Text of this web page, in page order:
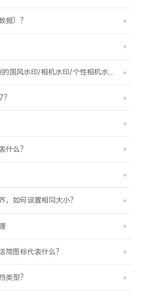
据）？
什么？
，如何设置相同大小？
筒图标代表什么？
类型？